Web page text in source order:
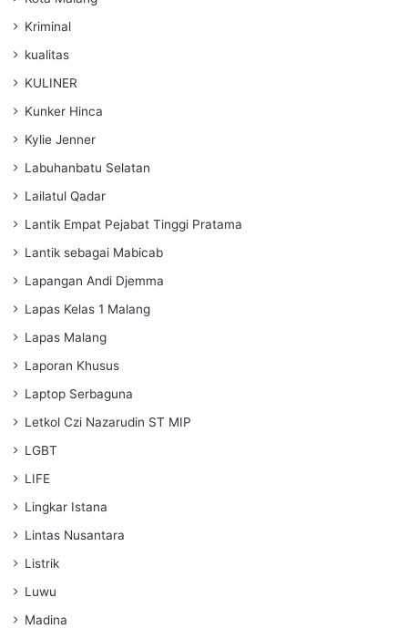
Kriminal
kualitas
KULINER
Kunker Hinca
Kylie Jenner
Labuhanbatu Selatan
Lailatul Qadar
Lantik Empat Pejabat Tinggi Pratama
Lantik sebagai Mabicab
Lapangan Andi Djemma
Lapas Kelas 1 Malang
Lapas Malang
Laporan Khusus
Laptop Serbaguna
Letkol Czi Nazarudin ST MIP
LGBT
LIFE
Lingkar Istana
Lintas Nusantara
Listrik
Luwu
Madina